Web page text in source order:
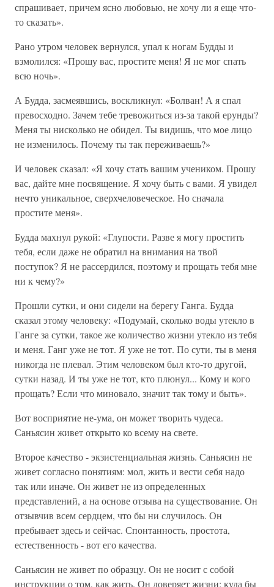
спрашивает, причем ясно любовью, не хочу ли я еще что-
то сказать».
Рано утром человек вернулся, упал к ногам Будды и
взмолился: «Прошу вас, простите меня! Я не мог спать
всю ночь».
А Будда, засмеявшись, воскликнул: «Болван! А я спал
превосходно. Зачем тебе тревожиться из-за такой ерунды?
Меня ты нисколько не обидел. Ты видишь, что мое лицо
не изменилось. Почему ты так переживаешь?»
И человек сказал: «Я хочу стать вашим учеником. Прошу
вас, дайте мне посвящение. Я хочу быть с вами. Я увидел
нечто уникальное, сверхчеловеческое. Но сначала
простите меня».
Будда махнул рукой: «Глупости. Разве я могу простить
тебя, если даже не обратил на внимания на твой
поступок? Я не рассердился, поэтому и прощать тебя мне
ни к чему?»
Прошли сутки, и они сидели на берегу Ганга. Будда
сказал этому человеку: «Подумай, сколько воды утекло в
Ганге за сутки, такое же количество жизни утекло из тебя
и меня. Ганг уже не тот. Я уже не тот. По сути, ты в меня
никогда не плевал. Этим человеком был кто-то другой,
сутки назад. И ты уже не тот, кто плюнул... Кому и кого
прощать? Если что миновало, значит так тому и быть».
Вот восприятие не-ума, он может творить чудеса.
Саньясин живет открыто ко всему на свете.
Второе качество - экзистенциальная жизнь. Саньясин не
живет согласно понятиям: мол, жить и вести себя надо
так или иначе. Он живет не из определенных
представлений, а на основе отзыва на существование. Он
отзывчив всем сердцем, что бы ни случилось. Он
пребывает здесь и сейчас. Спонтанность, простота,
естественность - вот его качества.
Саньясин не живет по образцу. Он не носит с собой
инструкции о том, как жить. Он доверяет жизни; куда бы